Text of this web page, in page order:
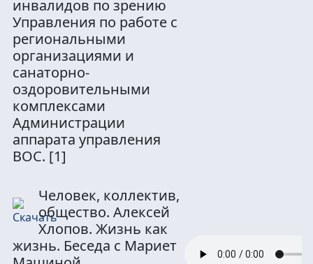
инвалидов по зрению
Управления по работе с
региональными
организациями и
санаторно-
оздоровительными
комплексами
Администрации
аппарата управления
ВОС. [1]
Человек, коллектив,
общество. Алексей
Хлопов. Жизнь как
жизнь. Беседа с Мариет